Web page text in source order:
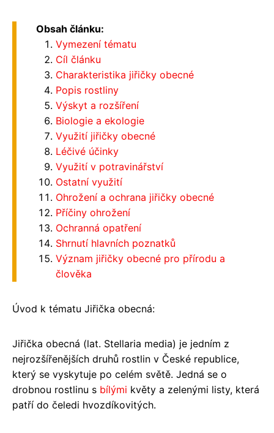
Obsah článku:
Vymezení tématu
Cíl článku
Charakteristika jiřičky obecné
Popis rostliny
Výskyt a rozšíření
Biologie a ekologie
Využití jiřičky obecné
Léčivé účinky
Využití v potravinářství
Ostatní využití
Ohrožení a ochrana jiřičky obecné
Příčiny ohrožení
Ochranná opatření
Shrnutí hlavních poznatků
Význam jiřičky obecné pro přírodu a
člověka
Úvod k tématu Jiřička obecná:
Jiřička obecná (lat. Stellaria media) je jedním z
nejrozšířenějších druhů rostlin v České republice,
který se vyskytuje po celém světě. Jedná se o
drobnou rostlinu s bílými květy a zelenými listy, která
patří do čeledi hvozdíkovitých.